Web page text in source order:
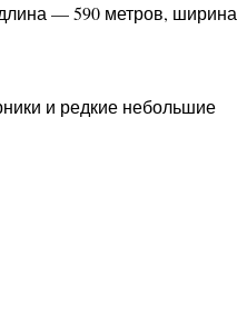
— 590 метров, ширина
и редкие небольшие